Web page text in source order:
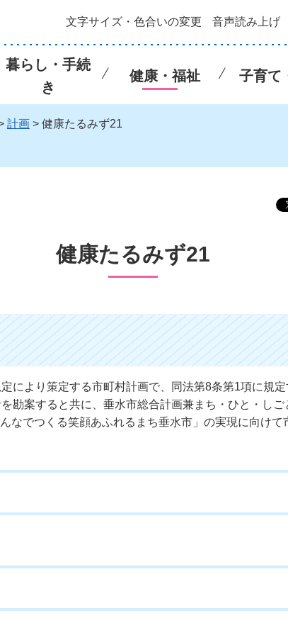
文字サイズ・色合いの変更 音声読み上げ
暮らし・手続
き
健康・福祉 子育て
計画> 健康たるみず21
健康たるみず21
により策定する市町村計画で、同法第8条第1項に規
勘案すると共に、垂水市総合計画兼まち・ひと・し
なでつくる笑顔あふれるまち垂水市」の実現に向け